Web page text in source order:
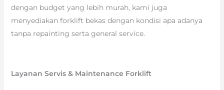
dengan budget yang lebih murah, kami juga
menyediakan forklift bekas dengan kondisi apa adanya
tanpa repainting serta general service.
Layanan Servis & Maintenance Forklift